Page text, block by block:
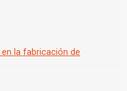
en la fabricación de